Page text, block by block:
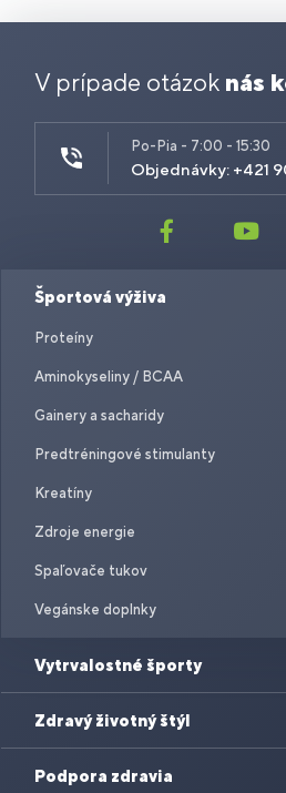
V prípade otázok nás
Po-Pia - 7:00 - 15:30
Objednávky: +421
Športová výživa
Proteíny
Aminokyseliny / BCAA
Gainery a sacharidy
Predtréningové stimulanty
Kreatíny
Zdroje energie
Spaľovače tukov
Vegánske doplnky
Vytrvalostné športy
Zdravý životný štýl
Podpora zdravia